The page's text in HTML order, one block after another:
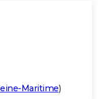
Maritime)